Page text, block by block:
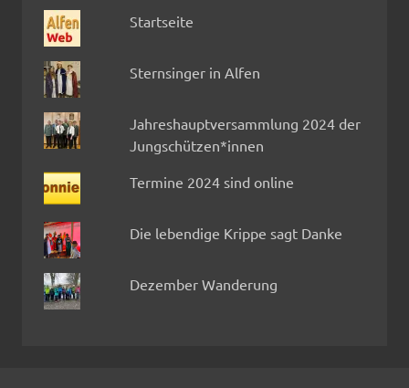
Startseite
Sternsinger in Alfen
Jahreshauptversammlung 2024 der
Jungschützen*innen
Termine 2024 sind online
Die lebendige Krippe sagt Danke
Dezember Wanderung